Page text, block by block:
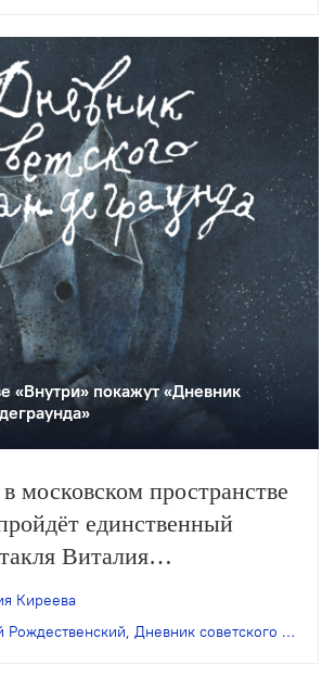
«Внутри» покажут «Дневник
московском пространстве
единственный
Виталия
«Дневник советского
по книге Олега Цодикова
Киреева
Рождественский, Дневник советского андерграунда